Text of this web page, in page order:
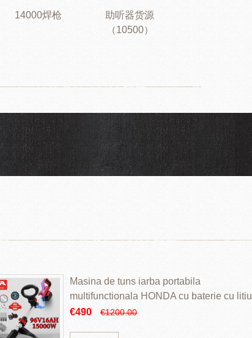
14000焊枪
助听器货源
（10500）
Masina de tuns iarba portabila
multifunctionala HONDA cu baterie cu litiu
€490
€1200.00